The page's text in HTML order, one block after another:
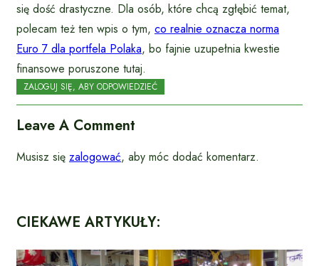
się dość drastyczne. Dla osób, które chcą zgłębić temat,
polecam też ten wpis o tym, co realnie oznacza norma
Euro 7 dla portfela Polaka, bo fajnie uzupełnia kwestie
finansowe poruszone tutaj.
ZALOGUJ SIĘ, ABY ODPOWIEDZIEĆ
Leave A Comment
Musisz się zalogować, aby móc dodać komentarz.
CIEKAWE ARTYKUŁY: